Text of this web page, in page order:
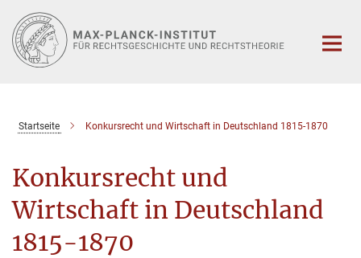
Hauptinhalt
Startseite Konkursrecht und Wirtschaft in Deutschland 1815-1870
Konkursrecht und
Wirtschaft in Deutschland
1815-1870